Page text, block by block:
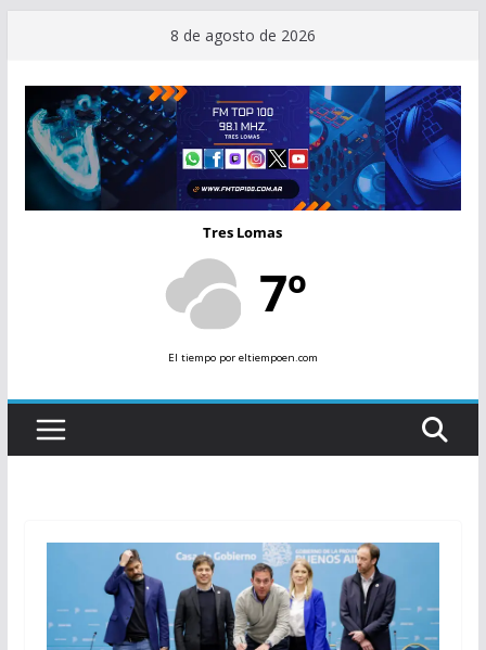
contenido
8 de agosto de 2026
Tres Lomas
7º
El tiempopor eltiempoen.com